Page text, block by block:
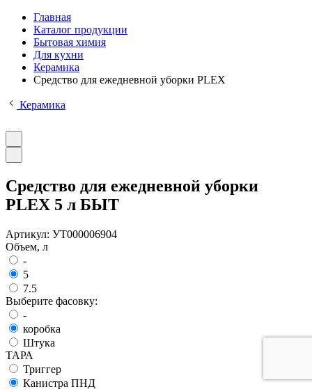
Главная
Каталог продукции
Бытовая химия
Для кухни
Керамика
Средство для ежедневной уборки PLEX
Керамика
Средство для ежедневной уборки
PLEX 5 л БЫТ
Артикул: УТ000006904
Объем, л
-
5
7.5
Выберите фасовку:
-
коробка
Штука
ТАРА
Триггер
Канистра ПНД